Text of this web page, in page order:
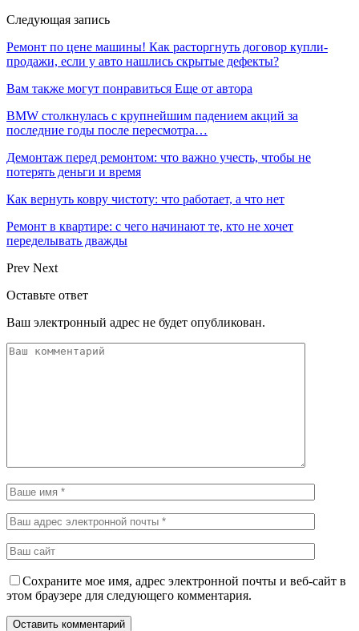
Следующая запись
Ремонт по цене машины! Как расторгнуть договор купли-
продажи, если у авто нашлись скрытые дефекты?
Вам также могут понравиться Еще от автора
BMW столкнулась с крупнейшим падением акций за
последние годы после пересмотра…
Демонтаж перед ремонтом: что важно учесть, чтобы не
потерять деньги и время
Как вернуть ковру чистоту: что работает, а что нет
Ремонт в квартире: с чего начинают те, кто не хочет
переделывать дважды
Prev Next
Оставьте ответ
Ваш электронный адрес не будет опубликован.
Сохраните мое имя, адрес электронной почты и веб-сайт в
этом браузере для следующего комментария.